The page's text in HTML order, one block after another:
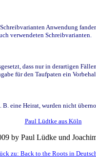
Anwendung
verwendeten Schreibvarianten.
dass nur in derartigen
für den Taufpaten ein
eine Heirat, wurden nicht
Paul Lüdtke aus Köln
by Paul Lüdke und
zu: Back to the Roots in